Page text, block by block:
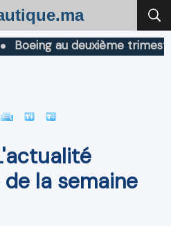
au deuxième trimestre 2026
la semaine